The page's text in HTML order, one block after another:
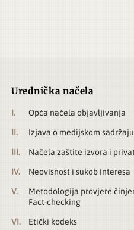
Urednička načela
Opća načela objavljivanja
Izjava o medijskom sadržaju
Načela zaštite izvora i
Neovisnost i sukob interesa
Metodologija provjere
Fact-checking
Etički kodeks